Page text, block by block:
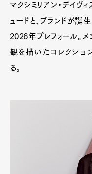
Pen
Official
Pen
マクシミリアン・デイヴ
ュードと、ブランドが
2026年プレフォール。
観を描いたコレクショ
る。